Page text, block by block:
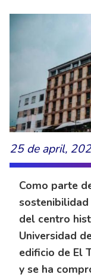
25 de april,
Como parte
del centro
Universidad
edificio de El
y se ha